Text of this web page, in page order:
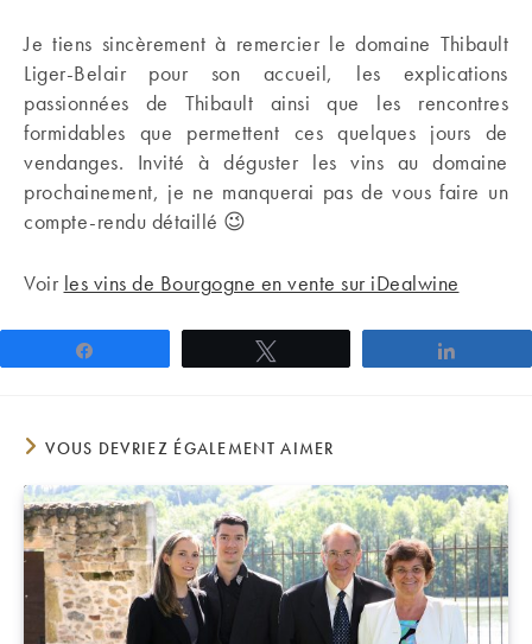
Je tiens sincèrement à remercier le domaine Thibault
Liger-Belair pour son accueil, les explications
passionnées de Thibault ainsi que les rencontres
formidables que permettent ces quelques jours de
vendanges. Invité à déguster les vins au domaine
prochainement, je ne manquerai pas de vous faire un
compte-rendu détaillé 😉
Voir les vins de Bourgogne en vente sur iDealwine
VOUS DEVRIEZ ÉGALEMENT AIMER